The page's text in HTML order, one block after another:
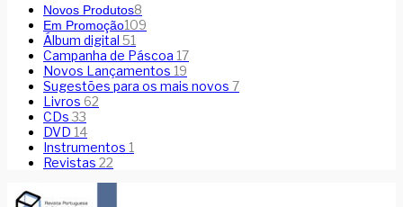
Novos Produtos8
Em Promoção109
Álbum digital 51
Campanha de Páscoa 17
Novos Lançamentos 19
Sugestões para os mais novos 7
Livros 62
CDs33
DVD 14
Instrumentos 1
Revistas 22